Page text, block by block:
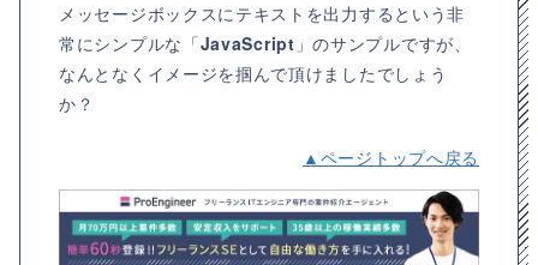
メッセージボックスにテキストを出力するという非
常にシンプルな「JavaScript 」のサンプルですが、
なんとなくイメージを掴んで頂けましたでしょう
か？
▲ページトップへ戻る